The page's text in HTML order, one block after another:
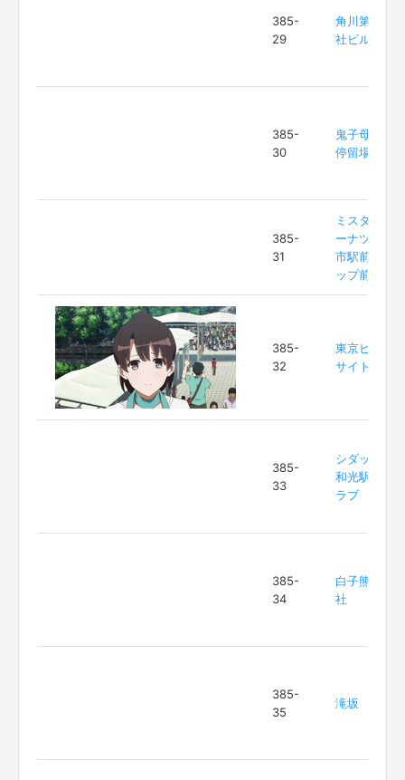
385-
29
角川第２本
社ビル
385-
30
鬼子母神前
停留場
385-
31
ミスタード
ーナツ 和光
市駅前ショ
ップ前
385-
32
東京ビッグ
サイト
385-
33
シダックス
和光駅前ク
ラブ
385-
34
白子熊野神
社
385-
35
滝坂